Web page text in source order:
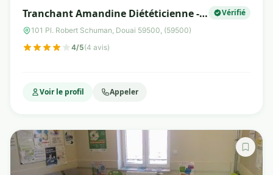
Tranchant Amandine Diététicienne -
Nutritionniste NOUVEAU CABINET AU
101 PLACE ROBERT SHUMAN
Vérifié
101 Pl. Robert Schuman, Douai 59500, (59500)
4/5(4 avis)
Voir le profil Appeler